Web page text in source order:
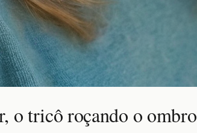
o tricô roçando o ombro